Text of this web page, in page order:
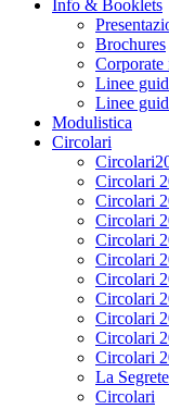
Info & Booklets
Brochures
Linee
Linee
Modulistica
Circolari
Circolari
Circolari
Circolari
Circolari
Circolari
Circolari
Circolari
Circolari
Circolari
Circolari
La
Circolari